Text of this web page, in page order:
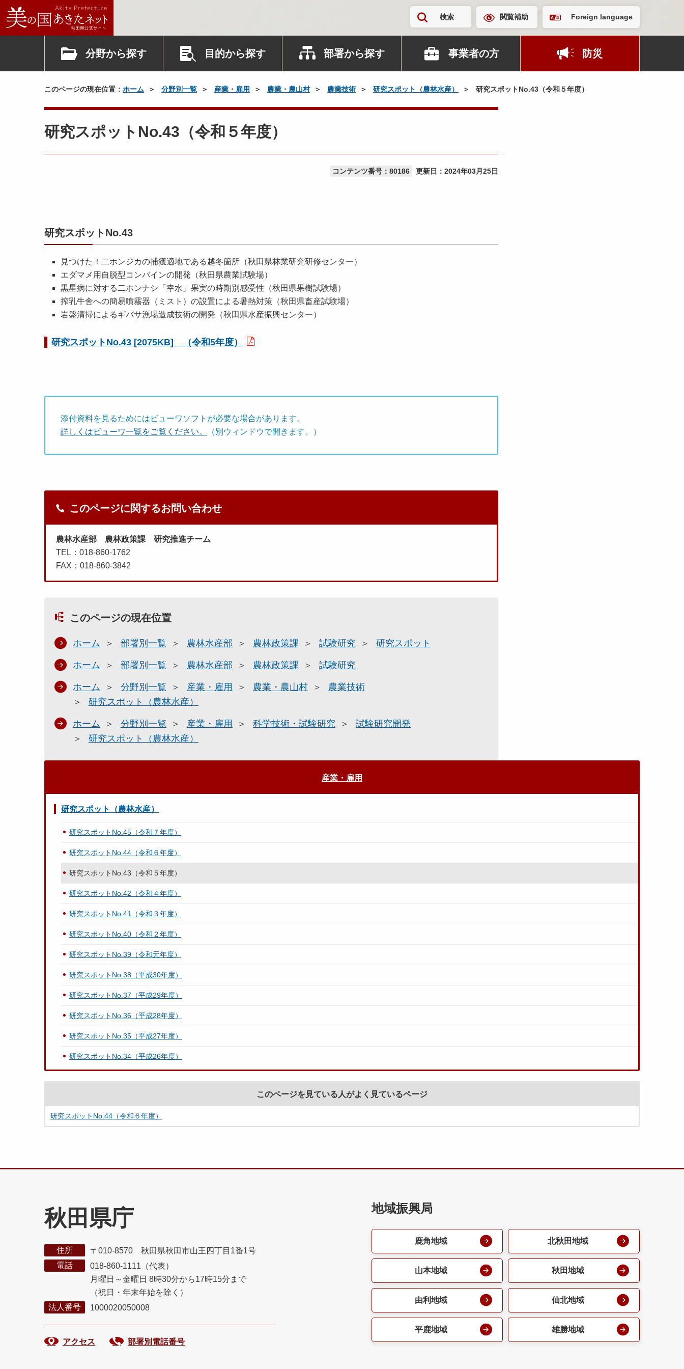
検索 閲覧補助 Foreign language
分野から探す 目的から探す 部署から探す 事業者の方 防災
このページの現在位置： ホーム 分野別一覧 産業・雇用 農業・農山村 農業技術 研究スポット（農林水産） 研究スポットNo.43（令和５年度）
研究スポットNo.43（令和５年度）
コンテンツ番号：80186 更新日： 2024年03月25日
研究スポットNo.43
見つけた！二ホンジカの捕獲適地である越冬箇所（秋田県林業研究研修センター）
エダマメ用自脱型コンバインの開発（秋田県農業試験場）
黒星病に対する二ホンナシ「幸水」果実の時期別感受性（秋田県果樹試験場）
搾乳牛舎への簡易噴霧器（ミスト）の設置による暑熱対策（秋田県畜産試験場）
岩盤清掃によるギバサ漁場造成技術の開発（秋田県水産振興センター）
研究スポットNo.43 [2075KB] （令和5年度）
添付資料を見るためにはビューワソフトが必要な場合があります。
詳しくはビューワ一覧をご覧ください。
（別ウィンドウで開きます。）
このページに関するお問い合わせ
農林水産部 農林政策課 研究推進チーム
TEL：018-860-1762
FAX：018-860-3842
このページの現在位置
ホーム 部署別一覧 農林水産部 農林政策課 試験研究 研究スポット
ホーム 部署別一覧 農林水産部 農林政策課 試験研究
ホーム 分野別一覧 産業・雇用 農業・農山村
農業技術
研究スポット（農林水産）
ホーム 分野別一覧 産業・雇用 科学技術・試験研究
試験研究開発
研究スポット（農林水産）
産業・雇用
研究スポット（農林水産）
研究スポットNo.45（令和７年度）
研究スポットNo.44（令和６年度）
研究スポットNo.43（令和５年度）
研究スポットNo.42（令和４年度）
研究スポットNo.41（令和３年度）
研究スポットNo.40（令和２年度）
研究スポットNo.39（令和元年度）
研究スポットNo.38（平成30年度）
研究スポットNo.37（平成29年度）
研究スポットNo.36（平成28年度）
研究スポットNo.35（平成27年度）
研究スポットNo.34（平成26年度）
このページを見ている人がよく見ているページ
研究スポットNo.44（令和６年度）
秋田県庁
住所
〒010-8570 秋田県秋田市山王四丁目1番1号
電話
018-860-1111（代表）
月曜日～金曜日 8時30分から17時15分まで
（祝日・年末年始を除く）
法人番号
1000020050008
アクセス 部署別電話番号
地域振興局
鹿角地域 北秋田地域
山本地域 秋田地域
由利地域 仙北地域
平鹿地域 雄勝地域